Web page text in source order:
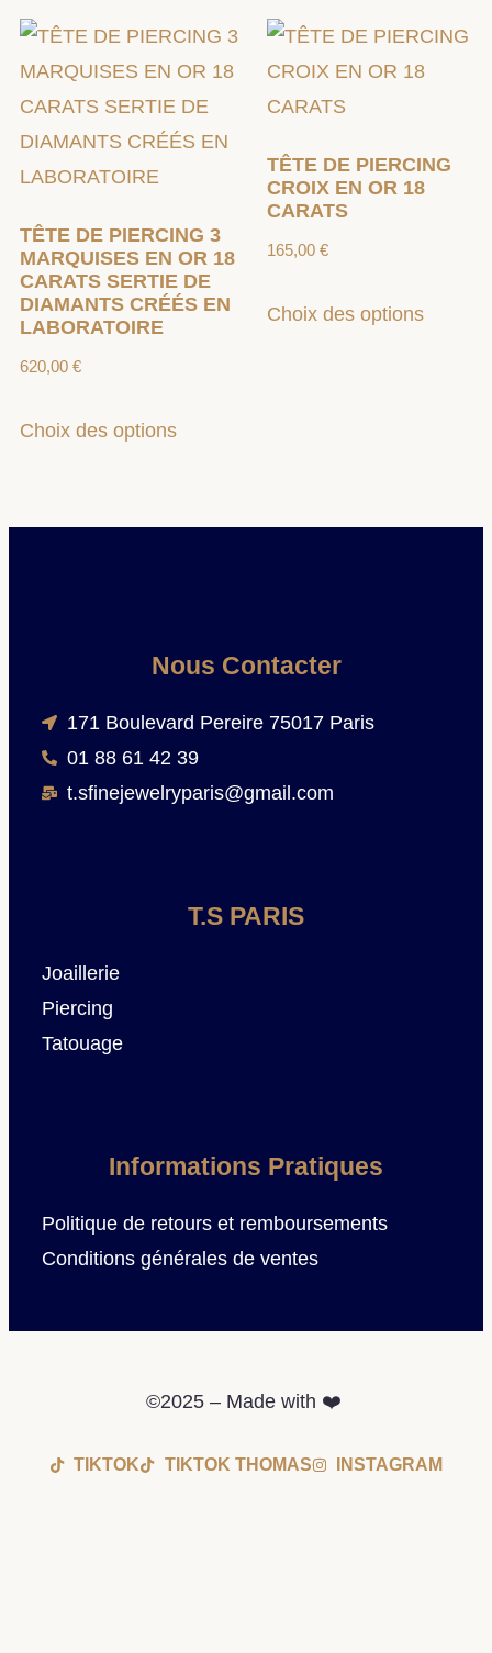
TÊTE DE PIERCING 3
MARQUISES EN OR 18
CARATS SERTIE DE
DIAMANTS CRÉÉS EN
LABORATOIRE
620,00 €
Choix des options
TÊTE DE PIERCING
CROIX EN OR 18
CARATS
165,00 €
Choix des options
Nous Contacter
171 Boulevard Pereire 75017 Paris
01 88 61 42 39
t.sfinejewelryparis@gmail.com
T.S PARIS
Joaillerie
Piercing
Tatouage
Informations Pratiques
Politique de retours et remboursements
Conditions générales de ventes
©2025 – Made with ❤️
TIKTOK TIKTOK THOMAS INSTAGRAM